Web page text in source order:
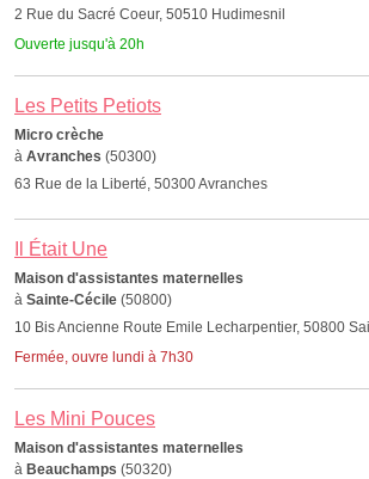
2 Rue du Sacré Coeur, 50510 Hudimesnil
Ouverte jusqu'à 20h
Les Petits Petiots
Micro crèche
à Avranches (50300)
63 Rue de la Liberté, 50300 Avranches
Il Était Une
Maison d'assistantes maternelles
à Sainte-Cécile (50800)
10 Bis Ancienne Route Emile Lecharpentier, 50800
Fermée, ouvre lundi à 7h30
Les Mini Pouces
Maison d'assistantes maternelles
à Beauchamps (50320)